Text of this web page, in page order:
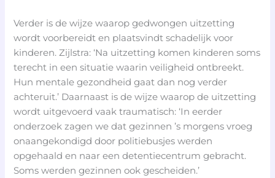
Verder is de wijze waarop gedwongen uitzetting
wordt voorbereidt en plaatsvindt schadelijk voor
kinderen. Zijlstra: ‘Na uitzetting komen kinderen soms
terecht in een situatie waarin veiligheid ontbreekt.
Hun mentale gezondheid gaat dan nog verder
achteruit.’ Daarnaast is de wijze waarop de uitzetting
wordt uitgevoerd vaak traumatisch: ‘In eerder
onderzoek zagen we dat gezinnen ’s morgens vroeg
onaangekondigd door politiebusjes werden
opgehaald en naar een detentiecentrum gebracht.
Soms werden gezinnen ook gescheiden.’